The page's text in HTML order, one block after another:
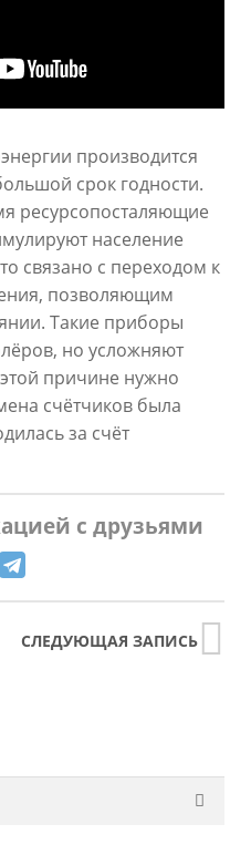
производится
срок годности.
ресурсопосталяющие
население
связано с переходом к
позволяющим
Такие приборы
но усложняют
причине нужно
счётчиков была
за счёт
с друзьями
СЛЕДУЮЩАЯ ЗАПИСЬ